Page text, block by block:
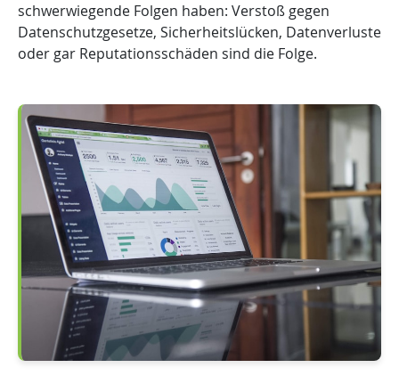
schwerwiegende Folgen haben: Verstoß gegen
Datenschutzgesetze, Sicherheitslücken, Datenverluste
oder gar Reputationsschäden sind die Folge.